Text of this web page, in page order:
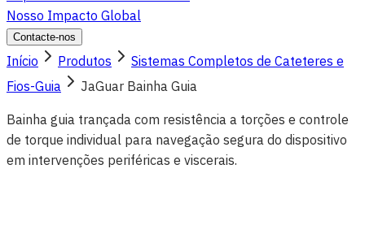
Nosso Impacto Global
Contacte-nos
Início Produtos
Sistemas Completos de Cateteres e
Fios-Guia
JaGuar Bainha Guia
Bainha guia trançada com resistência a torções e controle
de torque individual para navegação segura do dispositivo
em intervenções periféricas e viscerais.